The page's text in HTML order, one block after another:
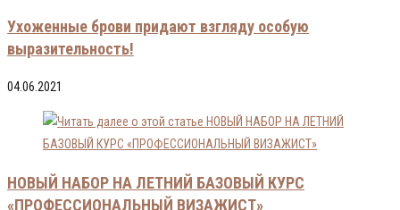
Ухоженные брови придают взгляду особую
выразительность!
04.06.2021
НОВЫЙ НАБОР НА ЛЕТНИЙ БАЗОВЫЙ КУРС
«ПРОФЕССИОНАЛЬНЫЙ ВИЗАЖИСТ»